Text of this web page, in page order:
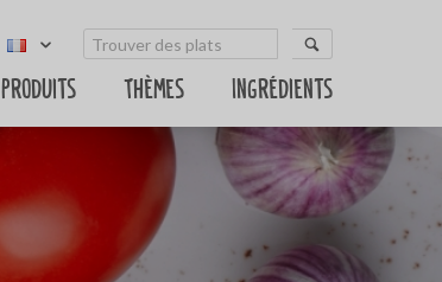
Produits Thèmes Ingrédients